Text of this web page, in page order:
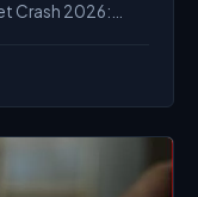
Crash 2026: